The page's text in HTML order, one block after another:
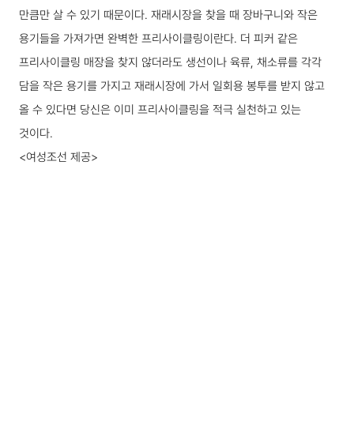
만큼만 살 수 있기 때문이다. 재래시장을 찾을 때 장바구니와 작은
용기들을 가져가면 완벽한 프리사이클링이란다. 더 피커 같은
프리사이클링 매장을 찾지 않더라도 생선이나 육류, 채소류를 각각
담을 작은 용기를 가지고 재래시장에 가서 일회용 봉투를 받지 않고
올 수 있다면 당신은 이미 프리사이클링을 적극 실천하고 있는
것이다.
<여성조선 제공>